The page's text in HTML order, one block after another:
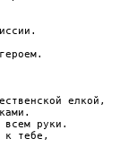
елкой,
всем руки.
к тебе,